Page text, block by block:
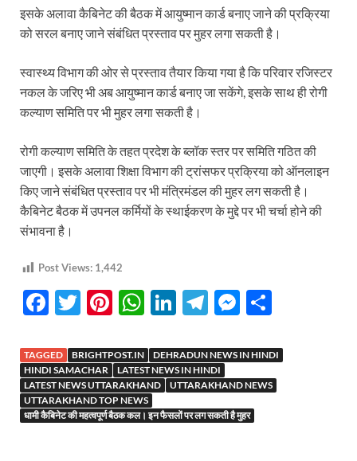
इसके अलावा कैबिनेट की बैठक में आयुष्मान कार्ड बनाए जाने की प्रक्रिया
को सरल बनाए जाने संबंधित प्रस्ताव पर मुहर लगा सकती है।
स्वास्थ्य विभाग की ओर से प्रस्ताव तैयार किया गया है कि परिवार रजिस्टर
नकल के जरिए भी अब आयुष्मान कार्ड बनाए जा सकेंगे, इसके साथ ही रोगी
कल्याण समिति पर भी मुहर लगा सकती है।
रोगी कल्याण समिति के तहत प्रदेश के ब्लॉक स्तर पर समिति गठित की
जाएगी। इसके अलावा शिक्षा विभाग की ट्रांसफर प्रक्रिया को ऑनलाइन
किए जाने संबंधित प्रस्ताव पर भी मंत्रिमंडल की मुहर लग सकती है।
कैबिनेट बैठक में उपनल कर्मियों के स्थाईकरण के मुद्दे पर भी चर्चा होने की
संभावना है।
Post Views: 1,442
F
e
b
o
o
T
itt
er
Pi
er
es
t
W
at
s
A
p
Li
k
e
dI
n
T
e
gr
a
m
M
se
n
g
er
ar
e
TAGGED BRIGHTPOST.IN
DEHRADUN NEWS IN HINDI
HINDI SAMACHAR
LATEST NEWS IN HINDI
LATEST NEWS UTTARAKHAND
UTTARAKHAND NEWS
UTTARAKHAND TOP NEWS
धामी कैबिनेट की महत्वपूर्ण बैठक कल। इन फैसलों पर लग सकती है मुहर